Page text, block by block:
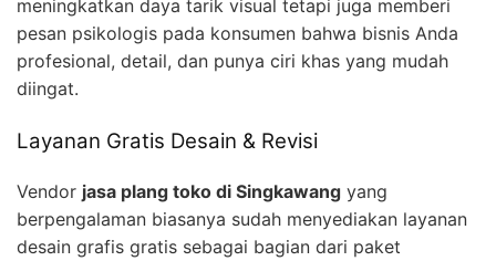
meningkatkan daya tarik visual tetapi juga memberi
pesan psikologis pada konsumen bahwa bisnis Anda
profesional, detail, dan punya ciri khas yang mudah
diingat.
Layanan Gratis Desain & Revisi
Vendor jasa plang toko di Singkawang yang
berpengalaman biasanya sudah menyediakan layanan
desain grafis gratis sebagai bagian dari paket